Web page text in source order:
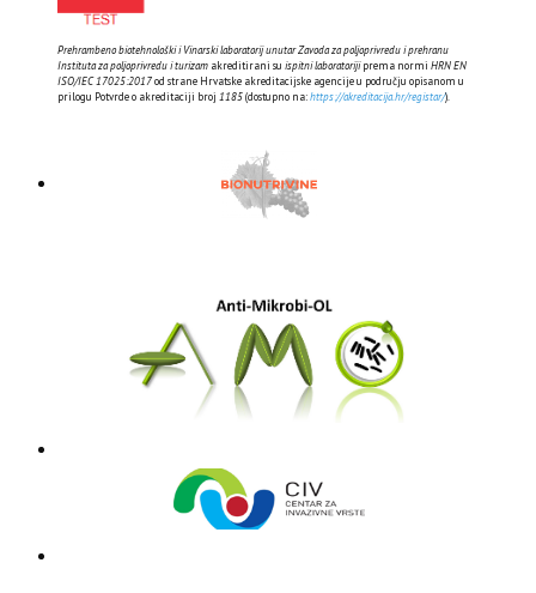
Prehrambeno biotehnološki i Vinarski laboratorij unutar Zavoda za poljoprivredu i prehranu
Instituta za poljoprivredu i turizam akreditirani su ispitni laboratorijiprema normi HRN EN
ISO/IEC 17025:2017od strane Hrvatske akreditacijske agencije u području opisanom u
prilogu Potvrde o akreditaciji broj 1185(dostupno na:https://akreditacija.hr/registar/).